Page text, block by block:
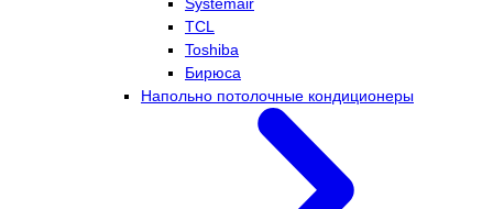
Systemair
TCL
Toshiba
Бирюса
Напольно потолочные кондиционеры